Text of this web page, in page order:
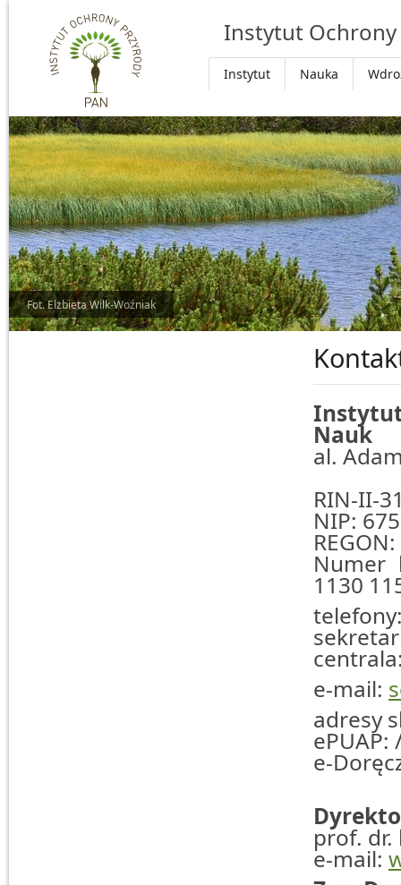
Przejdź do głównej treści
Instytut Ochrony
Instytut Nauka
Fot. Elżbieta Wilk-Woźniak
Nauk
al.
RIN-II-
NIP:
Numer
1130
e-mail:
adresy
ePUAP:
e-
prof. dr.
e-mail: